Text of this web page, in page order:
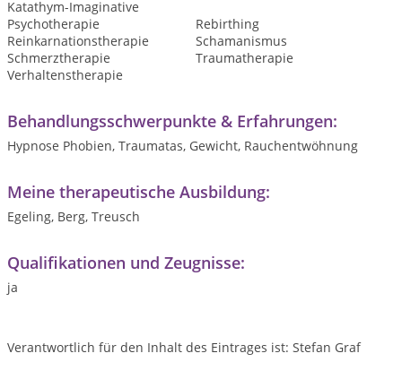
Katathym-Imaginative
Psychotherapie
Rebirthing
Reinkarnationstherapie
Schamanismus
Schmerztherapie
Traumatherapie
Verhaltenstherapie
Behandlungsschwerpunkte & Erfahrungen:
Hypnose Phobien, Traumatas, Gewicht, Rauchentwöhnung
Meine therapeutische Ausbildung:
Egeling, Berg, Treusch
Qualifikationen und Zeugnisse:
ja
Verantwortlich für den Inhalt des Eintrages ist: Stefan Graf